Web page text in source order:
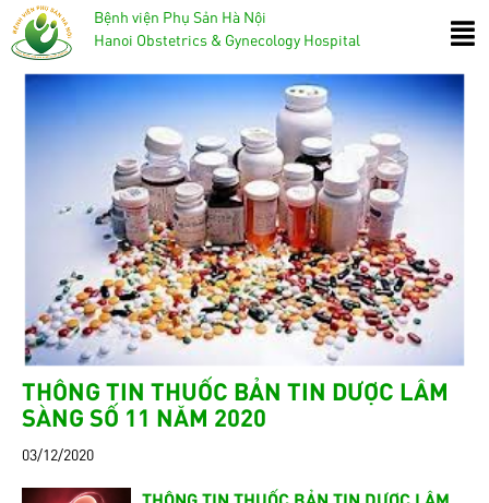
Bệnh viện Phụ Sản Hà Nội
Hanoi Obstetrics & Gynecology Hospital
THÔNG TIN THUỐC BẢN TIN DƯỢC LÂM
SÀNG SỐ 11 NĂM 2020
03/12/2020